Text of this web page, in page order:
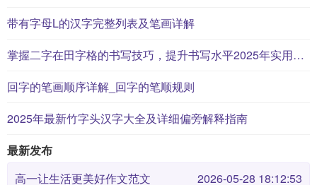
带有字母L的汉字完整列表及笔画详解
掌握二字在田字格的书写技巧，提升书写水平2025年实用指南
回字的笔画顺序详解_回字的笔顺规则
2025年最新竹字头汉字大全及详细偏旁解释指南
最新发布
高一让生活更美好作文范文
2026-05-28 18:12:53